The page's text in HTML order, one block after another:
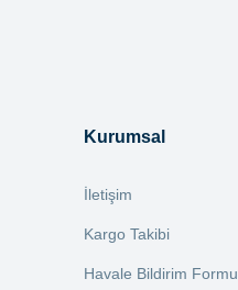
Kurumsal
İletişim
Kargo Takibi
Havale Bildirim Formu